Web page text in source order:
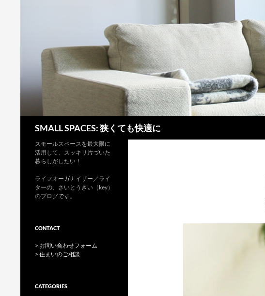
SMALL SPACES: 狭くても快適に
スモールスペースを最大限に
活用して、スッキリ片づいた
暮らしがしたい！
ライフオーガナイザー／ライ
ターの、さいとうきい（key）
のブログです。
CONTACT
> お問い合わせフォーム
> 住まいのご相談
CATEGORIES